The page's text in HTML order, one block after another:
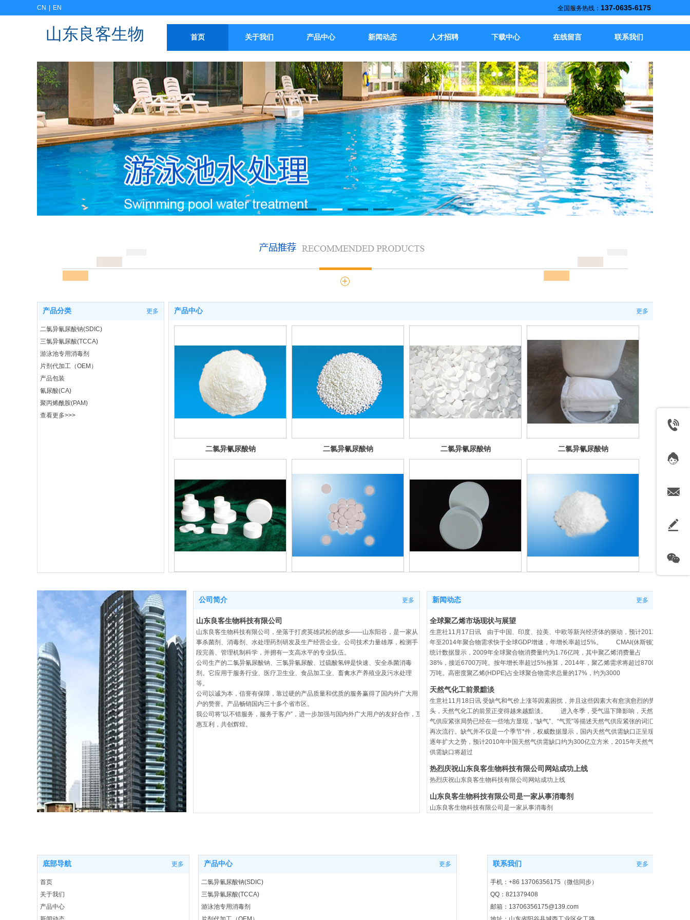
全国服务热线： 137-0635-6175
山东良客生物 首页 关于我们 产品中心 新闻动态 人才招聘 下载中心 在线留言 联系我们
CN EN
产品分类 更多
二氯异氰尿酸钠(SDIC)
三氯异氰尿酸(TCCA)
游泳池专用消毒剂
片剂代加工（OEM）
产品包装
氰尿酸(CA)
聚丙烯酰胺(PAM)
查看更多>>>
产品中心 更多
二氯异氰尿酸钠
粉剂
二氯异氰尿酸钠
颗粒
二氯异氰尿酸钠
片剂
二氯异氰尿酸钠
1公斤/袋包装
剂
溶片
200g片
剂
公司简介 更多
山东良客生物科技有限公司
山东良客生物科技有限公司，坐落于打虎英雄武松的故乡——山东阳谷，是一家从
事杀菌剂、消毒剂、水处理药剂研发及生产经营企业。公司技术力量雄厚，检测手
段完善、管理机制科学，并拥有一支高水平的专业队伍。
公司生产的二氯异氰尿酸钠、三氯异氰尿酸、过硫酸氢钾是快速、安全杀菌消毒
剂。它应用于服务行业、医疗卫生业、食品加工业、畜禽水产养殖业及污水处理
等。
公司以诚为本，信誉有保障，靠过硬的产品质量和优质的服务赢得了国内外广大用
户的赞誉。产品畅销国内三十多个省市区。
我公司将“以不错服务，服务于客户”，进一步加强与国内外广大用户的友好合作，互
惠互利，共创辉煌。
新闻动态 更多
全球聚乙烯市场现状与展望
生意社11月17日讯 由于中国、印度、拉美、中欧等新兴经济体的驱动，预计2011
年至2014年聚合物需求快于全球GDP增速，年增长率超过5%。 CMAI(休斯顿)
统计数据显示，2009年全球聚合物消费量约为1.76亿吨，其中聚乙烯消费量占
38%，接近6700万吨。按年增长率超过5%推算，2014年，聚乙烯需求将超过8700
万吨。高密度聚乙烯(HDPE)占全球聚合物需求总量的17%，约为3000
天然气化工前景黯淡
生意社11月18日讯 受缺气和气价上涨等因素困扰，并且这些因素大有愈演愈烈的势
头，天然气化工的前景正变得越来越黯淡。 进入冬季，受气温下降影响，天然
气供应紧张局势已经在一些地方显现，“缺气”、“气荒”等描述天然气供应紧张的词汇
再次流行。缺气并不仅是一个季节*件，权威数据显示，国内天然气供需缺口正呈现
逐年扩大之势，预计2010年中国天然气供需缺口约为300亿立方米，2015年天然气
供需缺口将超过
热烈庆祝山东良客生物科技有限公司网站成功上线
热烈庆祝山东良客生物科技有限公司网站成功上线
山东良客生物科技有限公司是一家从事消毒剂
山东良客生物科技有限公司是一家从事消毒剂
GB/T1.2-2002的要求进行编写。本标准由山东阳光化工科技有限公司负责起草。本
标准首次发布日期2018-10-10.本标准自发布之日起有效期三年，到期复
底部导航 更多
首页
关于我们
产品中心
产品中心 更多
二氯异氰尿酸钠(SDIC)
三氯异氰尿酸(TCCA)
游泳池专用消毒剂
联系我们 更多
手机：+86 13706356175（微信同步）
QQ：821379408
邮箱：13706356175@139.com